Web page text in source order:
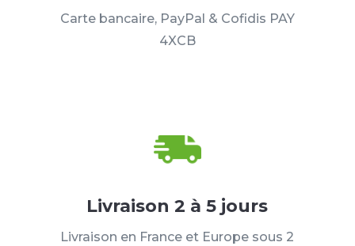
Carte bancaire, PayPal & Cofidis PAY
4XCB
Livraison 2 à 5 jours
Livraison en France et Europe sous 2